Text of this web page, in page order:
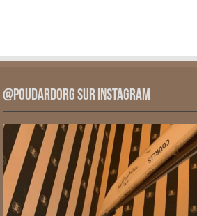
@PoudardOrg sur Instagram